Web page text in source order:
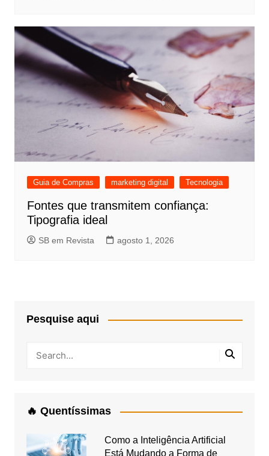
Guia de Compras marketing digital Tecnologia
Fontes que transmitem confiança:
Tipografia ideal
SB em Revista agosto 1, 2026
Pesquise aqui
🔥 Quentíssimas
Como a Inteligência Artificial
Está Mudando a Forma de